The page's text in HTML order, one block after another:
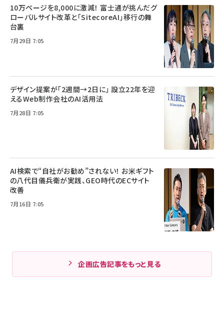
10万ページを8,000に激減！ 富士通が挑んだグ
ローバルサイト改革と「SitecoreAI」移行の舞
台裏
7月29日 7:05
デザイン提案が「2週間→2日に」 設立22年を迎
えるWeb制作会社のAI活用法
7月28日 7:05
AI検索で“自社がお勧め”されない！ お米ギフト
の八代目儀兵衛が実践、GEO時代のECサイト
改善
7月16日 7:05
企画広告記事をもっと見る